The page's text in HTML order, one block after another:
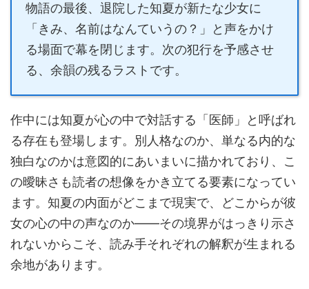
物語の最後、退院した知夏が新たな少女に
「きみ、名前はなんていうの？」と声をかけ
る場面で幕を閉じます。次の犯行を予感させ
る、余韻の残るラストです。
作中には知夏が心の中で対話する「医師」と呼ばれ
る存在も登場します。別人格なのか、単なる内的な
独白なのかは意図的にあいまいに描かれており、こ
の曖昧さも読者の想像をかき立てる要素になってい
ます。知夏の内面がどこまで現実で、どこからが彼
女の心の中の声なのか——その境界がはっきり示さ
れないからこそ、読み手それぞれの解釈が生まれる
余地があります。